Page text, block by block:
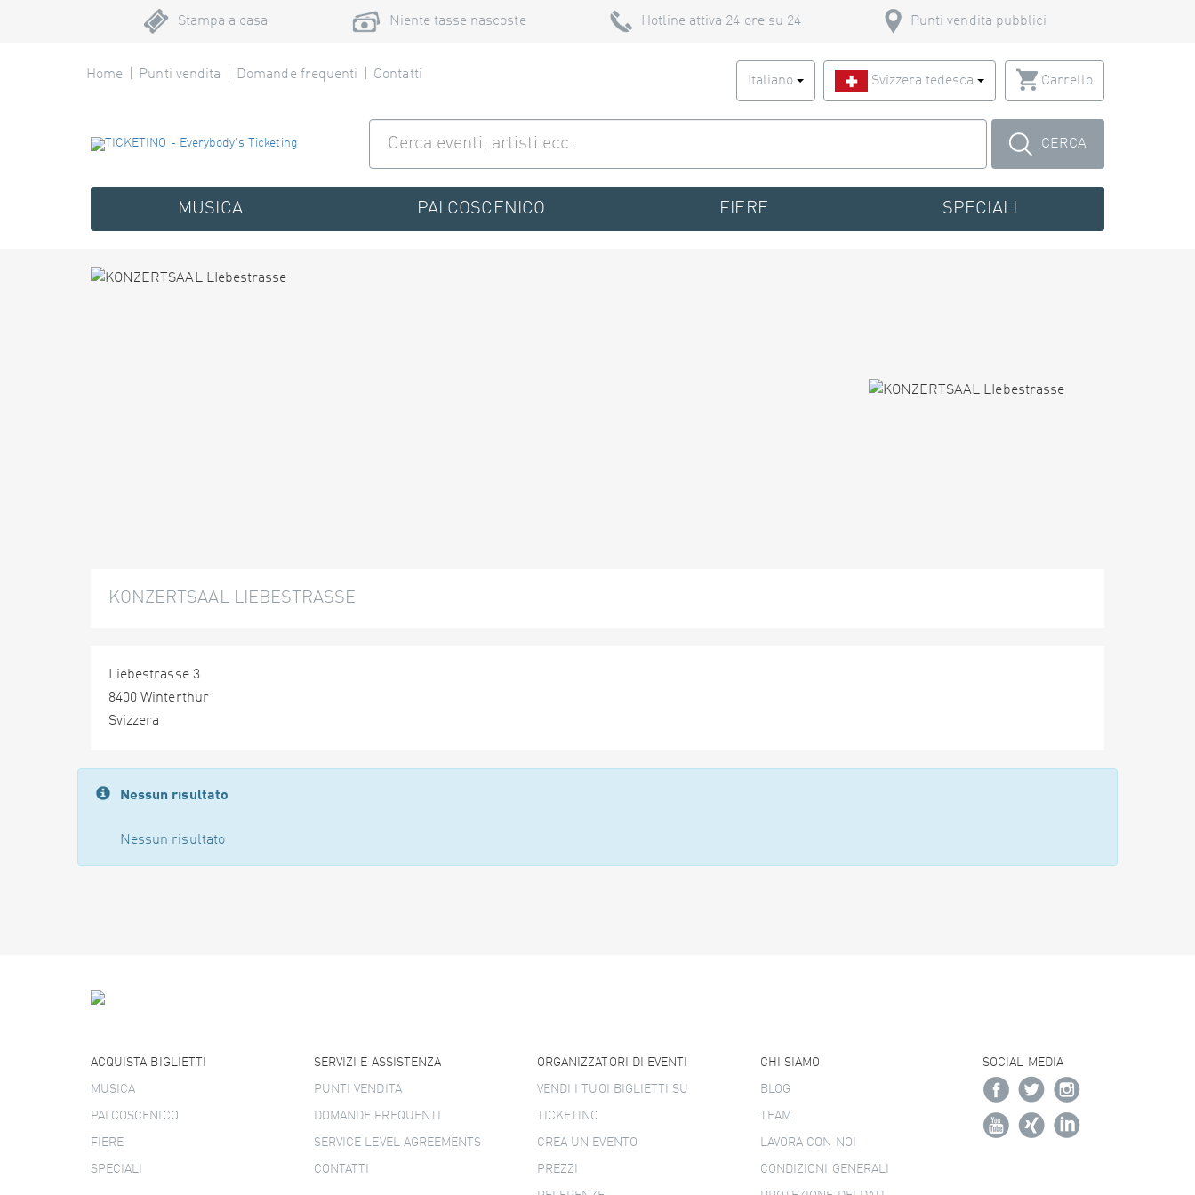
Stampa a casa Niente tasse nascoste Hotline attiva 24 ore su 24 Punti vendita pubblici
Home Punti vendita Domande frequenti Contatti Italiano Svizzera tedesca Carrello
CERCA
MUSICA PALCOSCENICO FIERE SPECIALI
KONZERTSAAL LIEBESTRASSE
Liebestrasse 3
8400 Winterthur
Svizzera
Nessun risultato
Nessun risultato
ACQUISTA BIGLIETTI
MUSICA
PALCOSCENICO
FIERE
SPECIALI
SERVIZI E ASSISTENZA
PUNTI VENDITA
DOMANDE FREQUENTI
SERVICE LEVEL AGREEMENTS
CONTATTI
ORGANIZZATORI DI EVENTI
VENDI I TUOI BIGLIETTI SU
TICKETINO
CREA UN EVENTO
PREZZI
CHI SIAMO
BLOG
TEAM
LAVORA CON NOI
CONDIZIONI GENERALI
SOCIAL MEDIA